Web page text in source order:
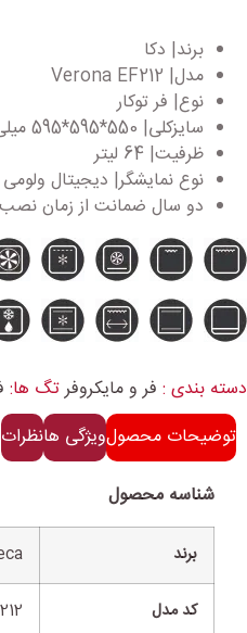
برند| دکا
مدل| Verona EF212
نوع| فر توکار
سایزکلی| 550*595*595 میلی متر
ظرفیت| 64 لیتر
نوع نمایشگر| دیجیتال ولومی
دو سال ضمانت از زمان نصب
دسته بندی : فر و مایکروفرتگ ها:
توضیحات محصولویژگی هانظرات
شناسه محصول
برند
کد مدل